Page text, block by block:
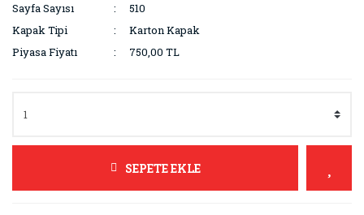
Sayfa Sayısı
510
Kapak Tipi
Karton Kapak
Piyasa Fiyatı
750,00 TL
SEPETE EKLE